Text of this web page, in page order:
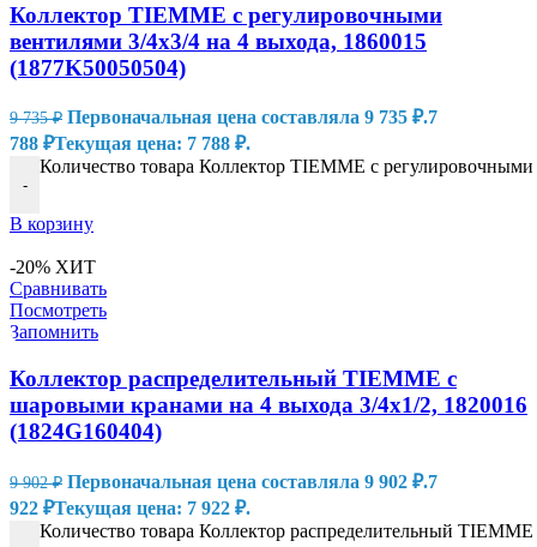
Коллектор TIEMME с регулировочными
вентилями 3/4х3/4 на 4 выхода, 1860015
(1877K50050504)
9 735₽ Первоначальная цена составляла 9 735 ₽.7
788 ₽Текущая цена: 7 788 ₽.
-
Количество товара Коллектор TIEMME с
В корзину
-20% ХИТ
Сравнивать
Посмотреть
Запомнить
Коллектор распределительный TIEMME с
шаровыми кранами на 4 выхода 3/4х1/2, 1820016
(1824G160404)
9 902₽ Первоначальная цена составляла 9 902 ₽.7
922 ₽Текущая цена: 7 922 ₽.
Количество товара Коллектор распределительный